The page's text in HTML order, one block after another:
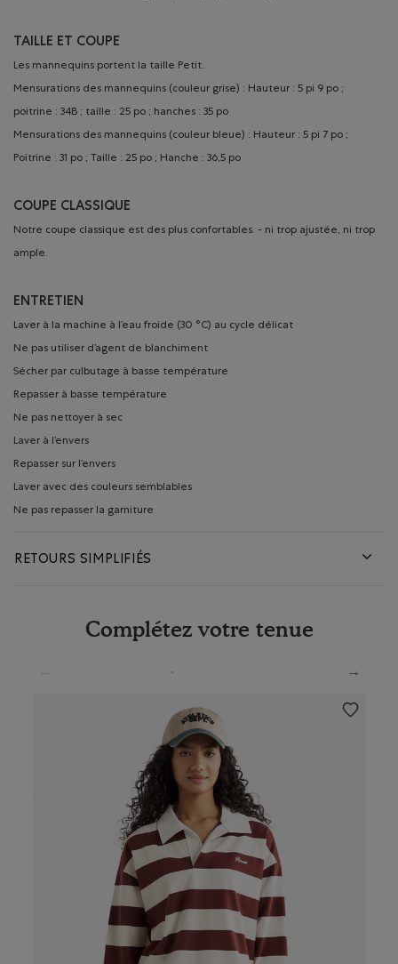
TAILLE ET COUPE
Les mannequins portent la taille Petit.
Mensurations des mannequins (couleur grise) : Hauteur : 5 pi 9 po ;
poitrine : 34B ; taille : 25 po ; hanches : 35 po
Mensurations des mannequins (couleur bleue) : Hauteur : 5 pi 7 po ;
Poitrine : 31 po ; Taille : 25 po ; Hanche : 36,5 po
COUPE CLASSIQUE
Notre coupe classique est des plus confortables. - ni trop ajustée, ni trop
ample.
ENTRETIEN
Laver à la machine à l’eau froide (30 °C) au cycle délicat
Ne pas utiliser d’agent de blanchiment
Sécher par culbutage à basse température
Repasser à basse température
Ne pas nettoyer à sec
Laver à l’envers
Repasser sur l’envers
Laver avec des couleurs semblables
Ne pas repasser la garniture
RETOURS SIMPLIFIÉS
Complétez votre tenue